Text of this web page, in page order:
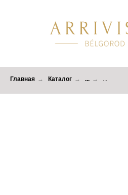
Главная → Каталог → ... →